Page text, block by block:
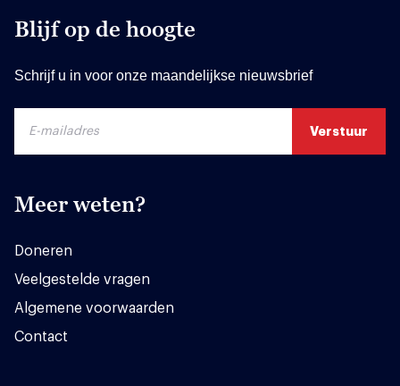
Blijf op de hoogte
Schrijf u in voor onze maandelijkse nieuwsbrief
Meer weten?
Doneren
Veelgestelde vragen
Algemene voorwaarden
Contact